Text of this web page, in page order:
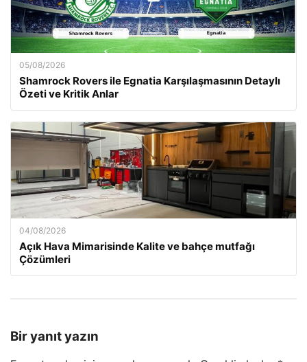
05/08/2026
Shamrock Rovers ile Egnatia Karşılaşmasının Detaylı
Özeti ve Kritik Anlar
04/08/2026
Açık Hava Mimarisinde Kalite ve bahçe mutfağı
Çözümleri
Bir yanıt yazın